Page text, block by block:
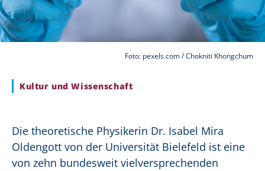
Foto: pexels.com / Chokniti Khongchum
Kultur und Wissenschaft
Die theoretische Physikerin Dr. Isabel Mira
Oldengott von der Universität Bielefeld ist eine
von zehn bundesweit vielversprechenden